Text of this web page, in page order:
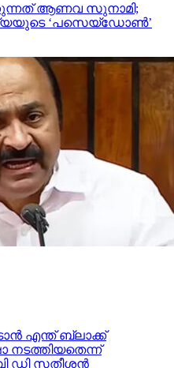
ആണവ സുനാമി;
‘പസെയ്ഡോണ്‍’
എന്ത് ബ്ലാക്ക്
നടത്തിയതെന്ന്
ഡി സതീശന്‍